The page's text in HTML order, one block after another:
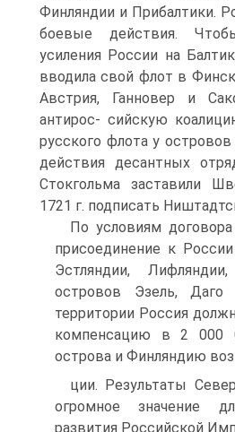
Финляндии и Прибалтики.
боевые дей­ствия.
усиления России на
вводила свой флот в
Австрия, Ганновер и
антирос- сийскую
русского флота у
действия десантных
Стокгольма заставили
1721 г. подписать
По условиям
присоедине­ние к
Эстляндии,
островов Эзель,
террито­рии Россия
компенсацию в 2 000
острова и Финляндию
ции. Результаты
огромное значе­ние
развития Российской